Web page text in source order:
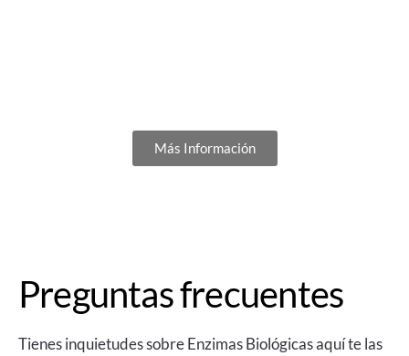
Más Información
Preguntas frecuentes
Tienes inquietudes sobre Enzimas Biológicas aquí te las